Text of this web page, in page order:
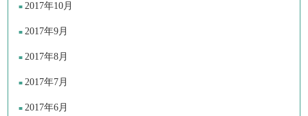
2017年10月
2017年9月
2017年8月
2017年7月
2017年6月